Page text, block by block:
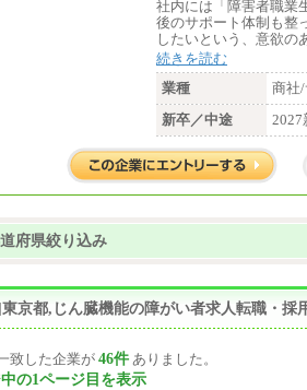
社内には「障害者職業
後のサポート体制も整
したいという、意欲
続きを読む
業種
商社
新卒／中途
2027
府県絞り込み
京都,じん臓機能の障がい者求人転職・採
致した企業が 46件 ありました。
の1ページ目を表示